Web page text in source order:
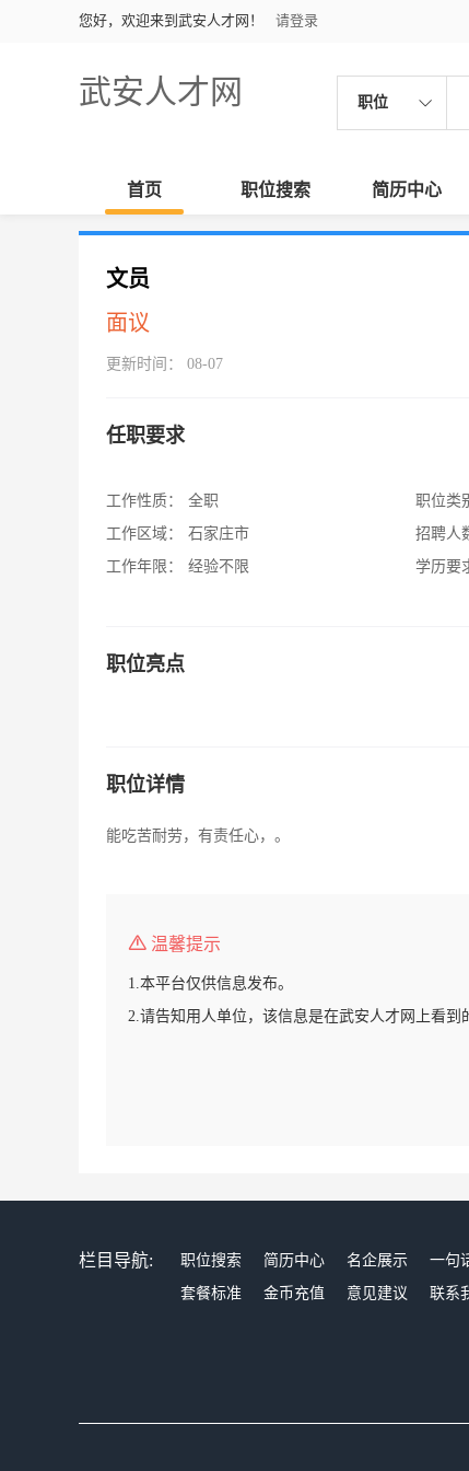
您好，欢迎来到武安人才网！ 请登录
武安人才网 职位
首页 职位搜索 简历中心
文员
面议
更新时间： 08-07
任职要求
工作性质：
全职
工作区域：
石家庄市
工作年限：
经验不限
职位类
招聘人
学历要
职位亮点
职位详情
能吃苦耐劳，有责任心，。
温馨提示
1.本平台仅供信息发布。
2.请告知用人单位，该信息是在武安人才网上看到
栏目导航: 职位搜索 简历中心 名企展示 一句
套餐标准
金币充值 意见建议 联系